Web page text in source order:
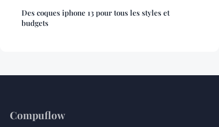
Des coques iphone 13 pour tous les styles et
budgets
Compuflow